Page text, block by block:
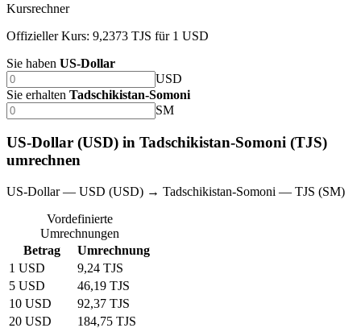
Kursrechner
Offizieller Kurs: 9,2373 TJS für 1 USD
Sie haben US-Dollar
USD
Sie erhalten Tadschikistan-Somoni
SM
US-Dollar (USD) in Tadschikistan-Somoni (TJS)
umrechnen
US-Dollar — USD (USD) → Tadschikistan-Somoni — TJS (SM)
Vordefinierte
Umrechnungen
Betrag
Umrechnung
1 USD
9,24 TJS
5 USD
46,19 TJS
10 USD
92,37 TJS
20 USD
184,75 TJS